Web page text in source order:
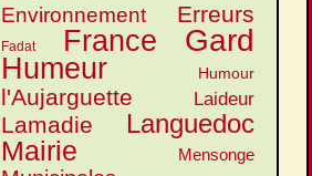
Environnement Erreurs
Fadat France Gard
Humeur Humour
l'Aujarguette Laideur
Lamadie Languedoc
Mairie Mensonge